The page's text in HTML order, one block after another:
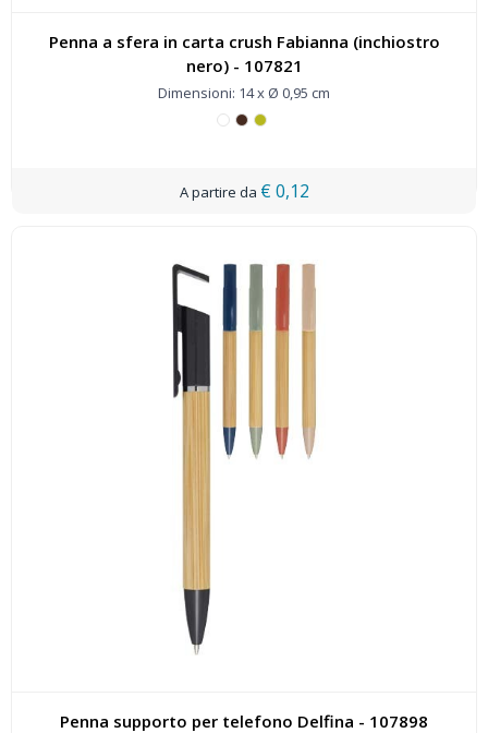
Penna a sfera in carta crush Fabianna (inchiostro
nero) - 107821
Dimensioni: 14 x Ø 0,95 cm
€ 0,12
Penna supporto per telefono Delfina - 107898